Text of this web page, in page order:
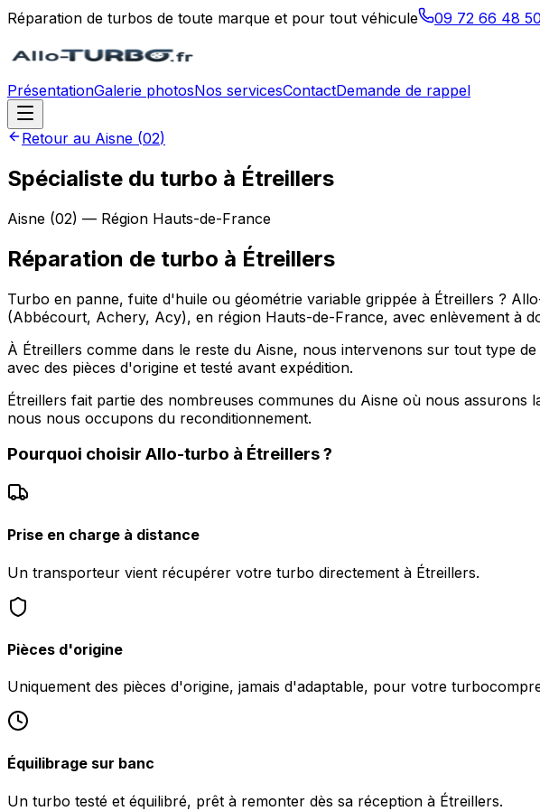
Réparation de turbos de toute marque et pour tout véhicule 09 72 66 48 50
PrésentationGalerie photosNos servicesContactDemande de rappel
Retour au Aisne (02)
Spécialiste du turbo à Étreillers
Aisne (02) — Région Hauts-de-France
Réparation de turbo à Étreillers
Turbo en panne, fuite d'huile ou géométrie variable grippée à Étreillers ?
(Abbécourt, Achery, Acy), en région Hauts-de-France, avec enlèvement à
À Étreillers comme dans le reste du Aisne, nous intervenons sur tout type
avec des pièces d'origine et testé avant expédition.
Étreillers fait partie des nombreuses communes du Aisne où nous
nous nous occupons du reconditionnement.
Pourquoi choisir Allo-turbo à Étreillers?
Prise en charge à distance
Un transporteur vient récupérer votre turbo directement à Étreillers.
Pièces d'origine
Uniquement des pièces d'origine, jamais d'adaptable, pour votre
Équilibrage sur banc
Un turbo testé et équilibré, prêt à remonter dès sa réception à Étreillers.